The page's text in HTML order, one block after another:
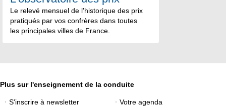
Le relevé mensuel de l'historique des prix
pratiqués par vos confrères dans toutes
les principales villes de France.
Plus sur l'enseignement de la conduite
S'inscrire à newsletter
Votre agenda